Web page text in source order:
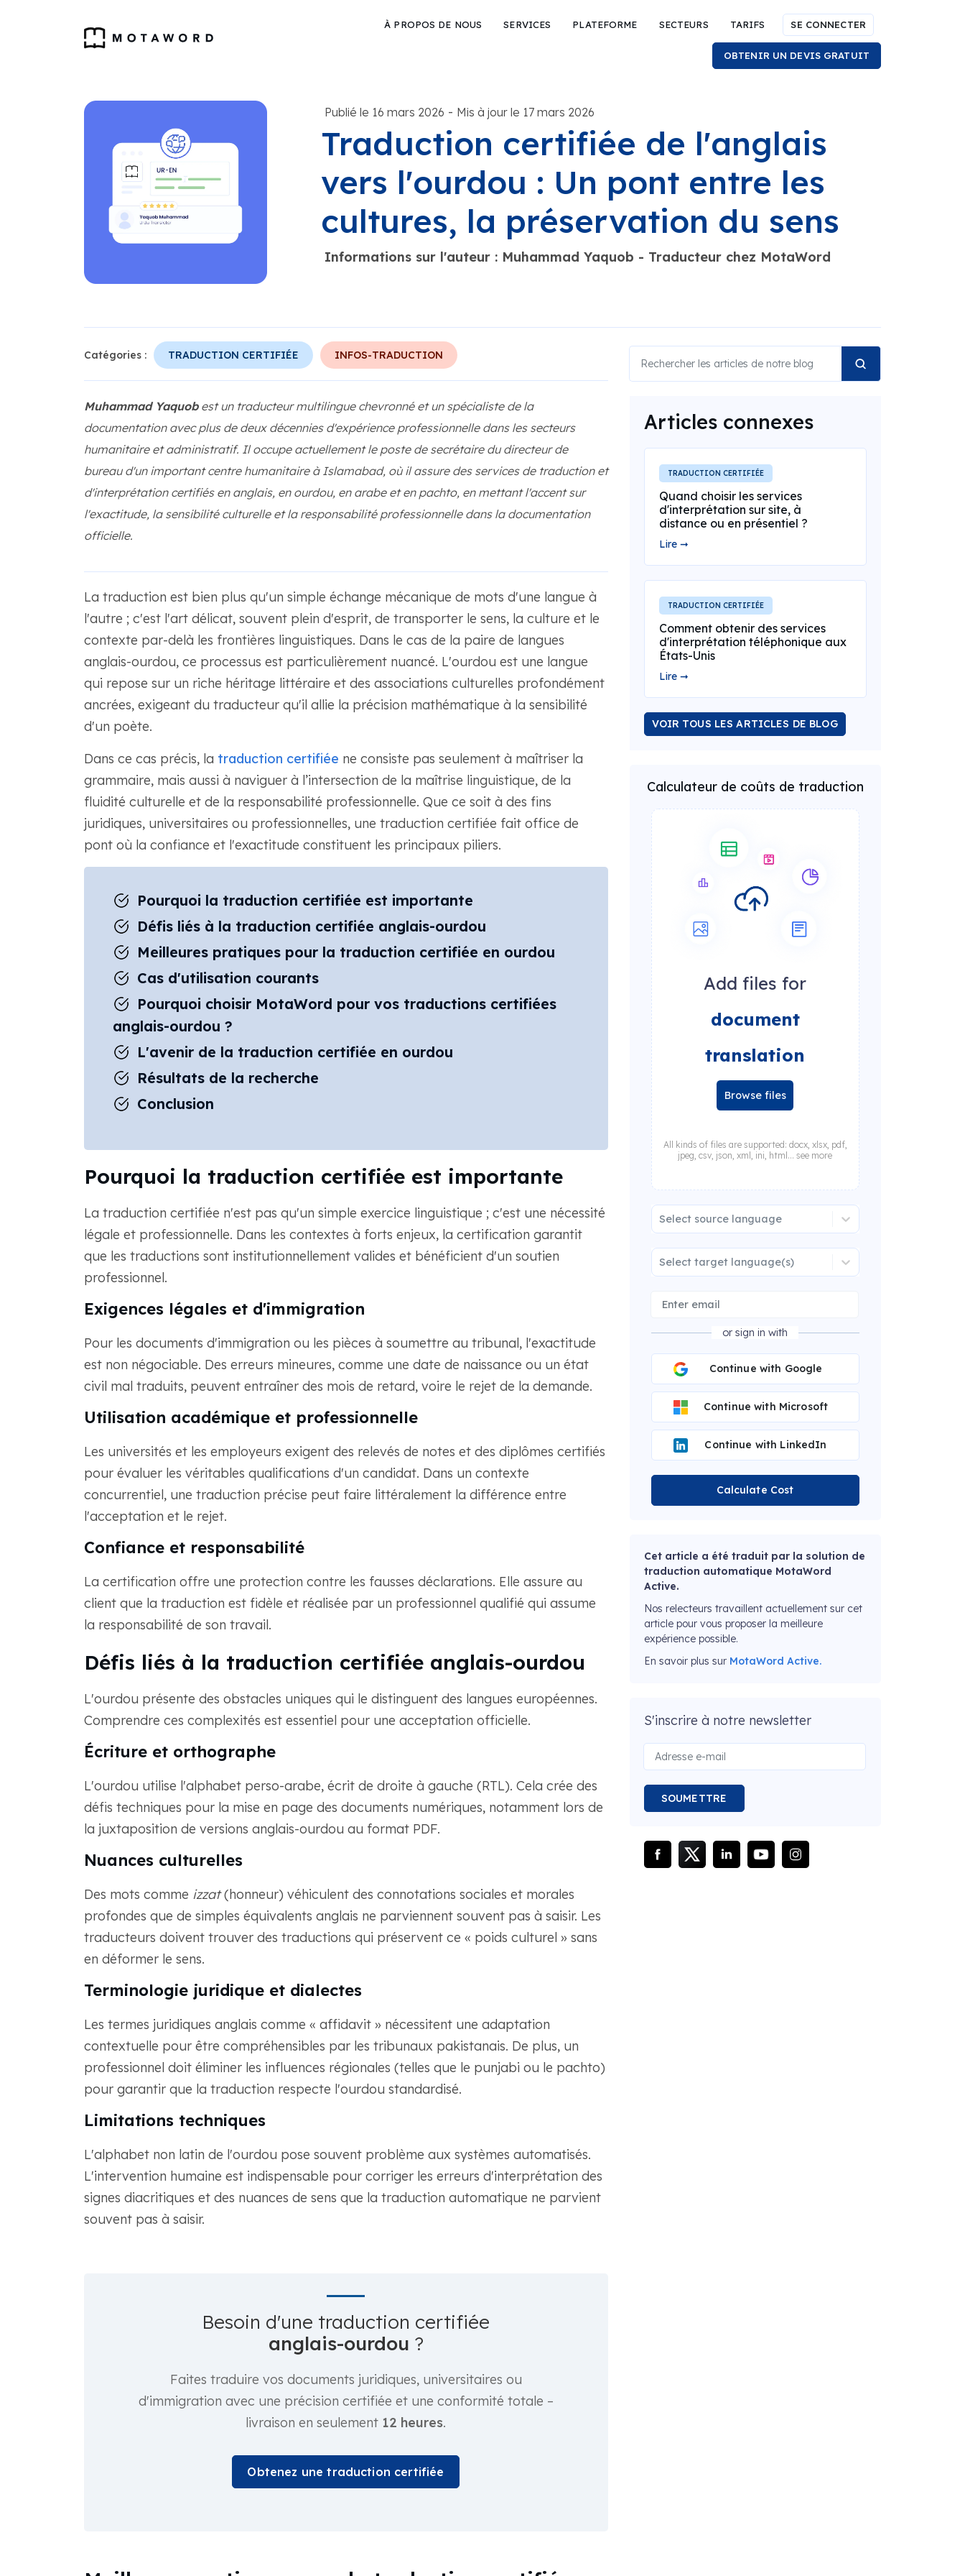
À PROPOS DE NOUS SERVICES PLATEFORME SECTEURS TARIFS SE CONNECTER
OBTENIR UN DEVIS GRATUIT
Publié le 16 mars 2026 - Mis à jour le 17 mars 2026
Traduction certifiée de l'anglais
vers l'ourdou : Un pont entre les
cultures, la préservation du sens
Informations sur l'auteur : Muhammad Yaquob - Traducteur chez MotaWord
Catégories : TRADUCTION CERTIFIÉE INFOS-TRADUCTION
Muhammad Yaquobest un traducteur multilingue chevronné et un spécialiste de la
documentation avec plus de deux décennies d'expérience professionnelle dans les secteurs
humanitaire et administratif. Il occupe actuellement le poste de secrétaire du directeur de
bureau d'un important centre humanitaire à Islamabad, où il assure des services de traduction et
d'interprétation certifiés en anglais, en ourdou, en arabe et en pachto, en mettant l'accent sur
l'exactitude, la sensibilité culturelle et la responsabilité professionnelle dans la documentation
officielle.
La traduction est bien plus qu'un simple échange mécanique de mots d'une langue à
l'autre ; c'est l'art délicat, souvent plein d'esprit, de transporter le sens, la culture et le
contexte par-delà les frontières linguistiques. Dans le cas de la paire de langues
anglais-ourdou, ce processus est particulièrement nuancé. L'ourdou est une langue
qui repose sur un riche héritage littéraire et des associations culturelles profondément
ancrées, exigeant du traducteur qu'il allie la précision mathématique à la sensibilité
d'un poète.
Dans ce cas précis, la traduction certifiée ne consiste pas seulement à maîtriser la
grammaire, mais aussi à naviguer à l’intersection de la maîtrise linguistique, de la
fluidité culturelle et de la responsabilité professionnelle. Que ce soit à des fins
juridiques, universitaires ou professionnelles, une traduction certifiée fait office de
pont où la confiance et l'exactitude constituent les principaux piliers.
Pourquoi la traduction certifiée est importante
Défis liés à la traduction certifiée anglais-ourdou
Meilleures pratiques pour la traduction certifiée en ourdou
Cas d'utilisation courants
Pourquoi choisir MotaWord pour vos traductions certifiées
anglais-ourdou ?
L'avenir de la traduction certifiée en ourdou
Résultats de la recherche
Conclusion
Pourquoi la traduction certifiée est importante
La traduction certifiée n'est pas qu'un simple exercice linguistique ; c'est une nécessité
légale et professionnelle. Dans les contextes à forts enjeux, la certification garantit
que les traductions sont institutionnellement valides et bénéficient d'un soutien
professionnel.
Exigences légales et d'immigration
Pour les documents d'immigration ou les pièces à soumettre au tribunal, l'exactitude
est non négociable. Des erreurs mineures, comme une date de naissance ou un état
civil mal traduits, peuvent entraîner des mois de retard, voire le rejet de la demande.
Utilisation académique et professionnelle
Les universités et les employeurs exigent des relevés de notes et des diplômes certifiés
pour évaluer les véritables qualifications d'un candidat. Dans un contexte
concurrentiel, une traduction précise peut faire littéralement la différence entre
l'acceptation et le rejet.
Confiance et responsabilité
La certification offre une protection contre les fausses déclarations. Elle assure au
client que la traduction est fidèle et réalisée par un professionnel qualifié qui assume
la responsabilité de son travail.
Défis liés à la traduction certifiée anglais-ourdou
L'ourdou présente des obstacles uniques qui le distinguent des langues européennes.
Comprendre ces complexités est essentiel pour une acceptation officielle.
Écriture et orthographe
L'ourdou utilise l'alphabet perso-arabe, écrit de droite à gauche (RTL). Cela crée des
défis techniques pour la mise en page des documents numériques, notamment lors de
la juxtaposition de versions anglais-ourdou au format PDF.
Nuances culturelles
Des mots comme izzat(honneur) véhiculent des connotations sociales et morales
profondes que de simples équivalents anglais ne parviennent souvent pas à saisir. Les
traducteurs doivent trouver des traductions qui préservent ce « poids culturel » sans
en déformer le sens.
Terminologie juridique et dialectes
Les termes juridiques anglais comme « affidavit » nécessitent une adaptation
contextuelle pour être compréhensibles par les tribunaux pakistanais. De plus, un
professionnel doit éliminer les influences régionales (telles que le punjabi ou le pachto)
pour garantir que la traduction respecte l'ourdou standardisé.
Limitations techniques
L'alphabet non latin de l'ourdou pose souvent problème aux systèmes automatisés.
L'intervention humaine est indispensable pour corriger les erreurs d'interprétation des
signes diacritiques et des nuances de sens que la traduction automatique ne parvient
souvent pas à saisir.
Besoin d'une traduction certifiée
anglais-ourdou ?
Faites traduire vos documents juridiques, universitaires ou
d'immigration avec une précision certifiée et une conformité totale –
livraison en seulement 12 heures.
Obtenez une traduction certifiée
Articles connexes
TRADUCTION CERTIFIÉE
Quand choisir les services
d'interprétation sur site, à
distance ou en présentiel ?
Lire ➞
TRADUCTION CERTIFIÉE
Comment obtenir des services
d'interprétation téléphonique aux
États-Unis
Lire ➞
VOIR TOUS LES ARTICLES DE BLOG
Calculateur de coûts de traduction
Add files for
document
translation
Browse files
All kinds of files are supported: docx, xlsx, pdf,
jpeg, csv, json, xml, ini, html... see more
Select source language
Select target language(s)
or sign in with
Continue with Google
Continue with Microsoft
Continue with LinkedIn
Calculate Cost
Cet article a été traduit par la solution de
traduction automatique MotaWord
Active.
Nos relecteurs travaillent actuellement sur cet
article pour vous proposer la meilleure
expérience possible.
En savoir plus sur MotaWord Active.
S'inscrire à notre newsletter
SOUMETTRE